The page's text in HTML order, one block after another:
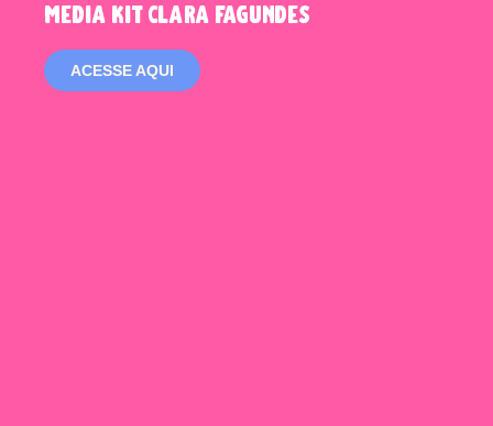
media kit clara fagundes
ACESSE AQUI